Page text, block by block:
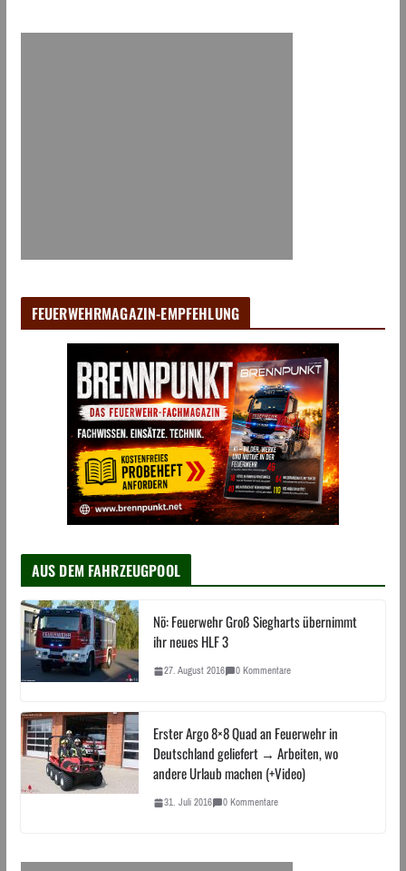
FEUERWEHRMAGAZIN-EMPFEHLUNG
AUS DEM FAHRZEUGPOOL
Nö: Feuerwehr Groß Siegharts übernimmt
ihr neues HLF 3
27. August 2016 0 Kommentare
Erster Argo 8×8 Quad an Feuerwehr in
Deutschland geliefert → Arbeiten, wo
andere Urlaub machen (+Video)
31. Juli 2016 0 Kommentare